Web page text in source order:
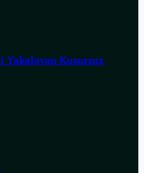
Yakalayan Kusursuz